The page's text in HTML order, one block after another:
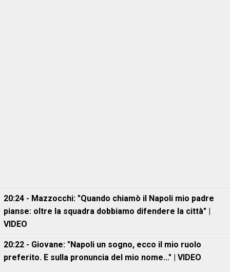
20:24 - Mazzocchi: "Quando chiamò il Napoli mio padre
pianse: oltre la squadra dobbiamo difendere la città" |
VIDEO
20:22 - Giovane: "Napoli un sogno, ecco il mio ruolo
preferito. E sulla pronuncia del mio nome..." | VIDEO